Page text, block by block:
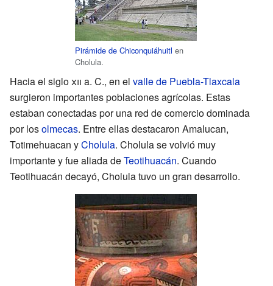
Pirámide de Chiconquiáhuitl en
Cholula.
Hacia el sigloxii a. C., en el valle de Puebla-Tlaxcala
surgieron importantes poblaciones agrícolas. Estas
estaban conectadas por una red de comercio dominada
por losolmecas. Entre ellas destacaron Amalucan,
Totimehuacan yCholula. Cholula se volvió muy
importante y fue aliada deTeotihuacán. Cuando
Teotihuacán decayó, Cholula tuvo un gran desarrollo.